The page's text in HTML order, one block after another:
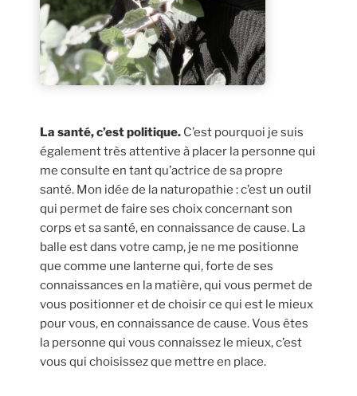
La santé, c’est politique. C’est pourquoi je suis
également très attentive à placer la personne qui
me consulte en tant qu’actrice de sa propre
santé. Mon idée de la naturopathie : c’est un outil
qui permet de faire ses choix concernant son
corps et sa santé, en connaissance de cause. La
balle est dans votre camp, je ne me positionne
que comme une lanterne qui, forte de ses
connaissances en la matière, qui vous permet de
vous positionner et de choisir ce qui est le mieux
pour vous, en connaissance de cause. Vous êtes
la personne qui vous connaissez le mieux, c’est
vous qui choisissez que mettre en place.